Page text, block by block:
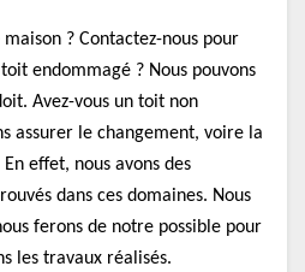
? Contactez-nous pour
endommagé ? Nous pouvons
Avez-vous un toit non
assurer le changement, voire la
effet, nous avons des
dans ces domaines. Nous
ferons de notre possible pour
les travaux réalisés.